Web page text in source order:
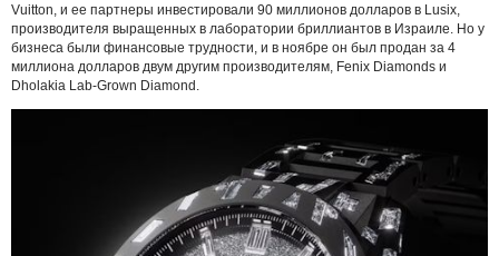
Vuitton, и ее партнеры инвестировали 90 миллионов долларов в Lusix,
производителя выращенных в лаборатории бриллиантов в Израиле. Но у
бизнеса были финансовые трудности, и в ноябре он был продан за 4
миллиона долларов двум другим производителям, Fenix ​​Diamonds и
Dholakia Lab-Grown Diamond.